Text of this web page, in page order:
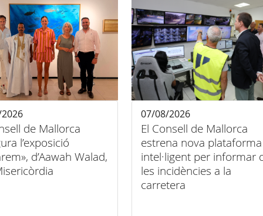
de Mallorca
l’exposició
d’Aawah Walad,
El Consell de Mallorca
estrena nova plataforma
intel·ligent per informar
les incidències a la
carretera
07/08/2026